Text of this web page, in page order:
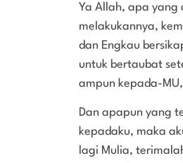
Ya Allah, apa yang
melakukannya,
dan Engkau
untuk bertaubat
ampun kepada-
Dan apapun yang
kepadaku, maka
lagi Mulia,